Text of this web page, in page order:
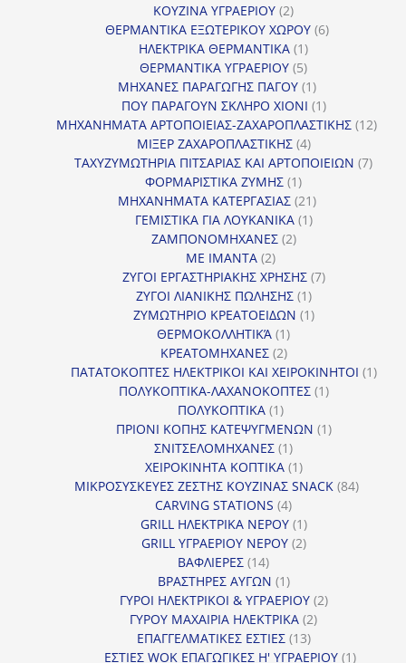
προϊόντα
ΚΟΥΖΙΝΑ ΥΓΡΑΕΡΙΟΥ 22
προϊόντα
ΘΕΡΜΑΝΤΙΚΑ ΕΞΩΤΕΡΙΚΟΥ ΧΩΡΟΥ 66
ΗΛΕΚΤΡΙΚΑ ΘΕΡΜΑΝΤΙΚΑ 11
προϊόν
ΘΕΡΜΑΝΤΙΚΑ ΥΓΡΑΕΡΙΟΥ 55
προϊόντα
ΜΗΧΑΝΕΣ ΠΑΡΑΓΩΓΗΣ ΠΑΓΟΥ 11
προϊόν
ΠΟΥ ΠΑΡΑΓΟΥΝ ΣΚΛΗΡΟ ΧΙΟΝΙ 11
προϊόν
ΜΗΧΑΝΗΜΑΤΑ ΑΡΤΟΠΟΙΕΙΑΣ-ΖΑΧΑΡΟΠΛΑΣΤΙΚΗΣ 1212
ΜΙΞΕΡ ΖΑΧΑΡΟΠΛΑΣΤΙΚΗΣ 44
προϊόντα
ΤΑΧΥΖΥΜΩΤΗΡΙΑ ΠΙΤΣΑΡΙΑΣ ΚΑΙ ΑΡΤΟΠΟΙΕΙΩΝ 77
ΦΟΡΜΑΡΙΣΤΙΚΑ ΖΥΜΗΣ 11
προϊόν
ΜΗΧΑΝΗΜΑΤΑ ΚΑΤΕΡΓΑΣΙΑΣ 2121
προϊόντα
ΓΕΜΙΣΤΙΚΑ ΓΙΑ ΛΟΥΚΑΝΙΚΑ 11
ΖΑΜΠΟΝΟΜΗΧΑΝΕΣ 22
ΜΕ ΙΜΑΝΤΑ 22
προϊόντα
ΖΥΓΟΙ ΕΡΓΑΣΤΗΡΙΑΚΗΣ ΧΡΗΣΗΣ 77
ΖΥΓΟΙ ΛΙΑΝΙΚΗΣ ΠΩΛΗΣΗΣ 11
προϊόν
ΖΥΜΩΤΗΡΙΟ ΚΡΕΑΤΟΕΙΔΩΝ 11
ΘΕΡΜΟΚΟΛΛΗΤΙΚΆ 11
προϊόν
ΚΡΕΑΤΟΜΗΧΑΝΕΣ 22
προϊόντα
ΠΑΤΑΤΟΚΟΠΤΕΣ ΗΛΕΚΤΡΙΚΟΙ ΚΑΙ ΧΕΙΡΟΚΙΝΗΤΟΙ 11
ΠΟΛΥΚΟΠΤΙΚΑ-ΛΑΧΑΝΟΚΟΠΤΕΣ 11
ΠΟΛΥΚΟΠΤΙΚΑ 11
προϊόν
ΠΡΙΟΝΙ ΚΟΠΗΣ ΚΑΤΕΨΥΓΜΕΝΩΝ 11
ΣΝΙΤΣΕΛΟΜΗΧΑΝΕΣ 11
προϊόν
ΧΕΙΡΟΚΙΝΗΤΑ ΚΟΠΤΙΚΑ 11
προϊόν
ΜΙΚΡΟΣΥΣΚΕΥΕΣ ΖΕΣΤΗΣ ΚΟΥΖΙΝΑΣ SNACK 8484
CARVING STATIONS 44
προϊόντα
GRILL ΗΛΕΚΤΡΙΚΑ ΝΕΡΟΥ 11
προϊόν
GRILL ΥΓΡΑΕΡΙΟΥ ΝΕΡΟΥ 22
ΒΑΦΛΙΕΡΕΣ 1414
προϊόντα
ΒΡΑΣΤΗΡΕΣ ΑΥΓΩΝ 11
προϊόν
ΓΥΡΟΙ ΗΛΕΚΤΡΙΚΟΙ & ΥΓΡΑΕΡΙΟΥ 22
ΓΥΡΟΥ ΜΑΧΑΙΡΙΑ ΗΛΕΚΤΡΙΚΑ 22
ΕΠΑΓΓΕΛΜΑΤΙΚΕΣ ΕΣΤΙΕΣ 1313
προϊόντα
ΕΣΤΙΕΣ WOK ΕΠΑΓΩΓΙΚΕΣ Η' ΥΓΡΑΕΡΙΟΥ 11